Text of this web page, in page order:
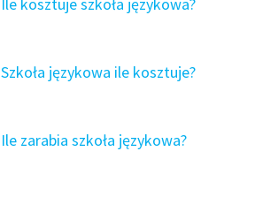
Ile kosztuje szkoła językowa?
Szkoła językowa ile kosztuje?
Ile zarabia szkoła językowa?